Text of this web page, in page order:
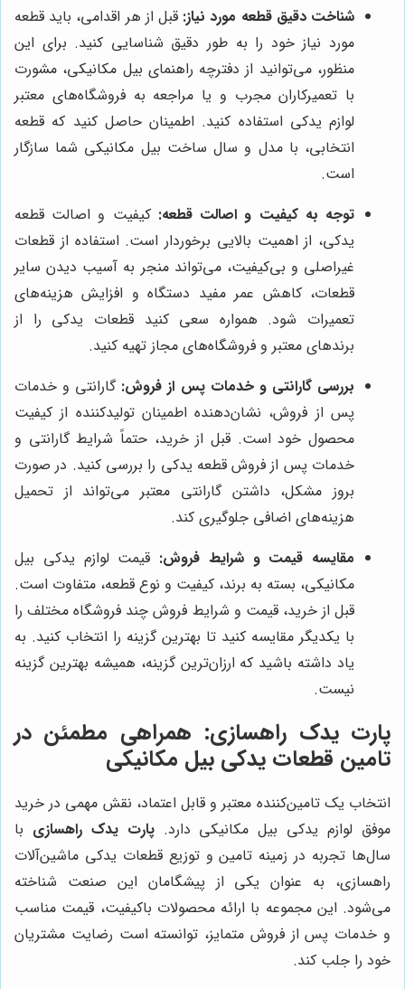
شناخت دقیق قطعه مورد نیاز: قبل از هر اقدامی، باید قطعه
مورد نیاز خود را به طور دقیق شناسایی کنید. برای این
منظور، می‌توانید از دفترچه راهنمای بیل مکانیکی، مشورت
با تعمیرکاران مجرب و یا مراجعه به فروشگاه‌های معتبر
لوازم یدکی استفاده کنید. اطمینان حاصل کنید که قطعه
انتخابی، با مدل و سال ساخت بیل مکانیکی شما سازگار
است.
توجه به کیفیت و اصالت قطعه: کیفیت و اصالت قطعه
یدکی، از اهمیت بالایی برخوردار است. استفاده از قطعات
غیراصلی و بی‌کیفیت، می‌تواند منجر به آسیب دیدن سایر
قطعات، کاهش عمر مفید دستگاه و افزایش هزینه‌های
تعمیرات شود. همواره سعی کنید قطعات یدکی را از
برندهای معتبر و فروشگاه‌های مجاز تهیه کنید.
بررسی گارانتی و خدمات پس از فروش: گارانتی و خدمات
پس از فروش، نشان‌دهنده اطمینان تولیدکننده از کیفیت
محصول خود است. قبل از خرید، حتماً شرایط گارانتی و
خدمات پس از فروش قطعه یدکی را بررسی کنید. در صورت
بروز مشکل، داشتن گارانتی معتبر می‌تواند از تحمیل
هزینه‌های اضافی جلوگیری کند.
مقایسه قیمت و شرایط فروش: قیمت لوازم یدکی بیل
مکانیکی، بسته به برند، کیفیت و نوع قطعه، متفاوت است.
قبل از خرید، قیمت و شرایط فروش چند فروشگاه مختلف را
با یکدیگر مقایسه کنید تا بهترین گزینه را انتخاب کنید. به
یاد داشته باشید که ارزان‌ترین گزینه، همیشه بهترین گزینه
نیست.
پارت یدک راهسازی: همراهی مطمئن در
تامین قطعات یدکی بیل مکانیکی
انتخاب یک تامین‌کننده معتبر و قابل اعتماد، نقش مهمی در خرید
موفق لوازم یدکی بیل مکانیکی دارد.پارت یدک راهسازی با
سال‌ها تجربه در زمینه تامین و توزیع قطعات یدکی ماشین‌آلات
راهسازی، به عنوان یکی از پیشگامان این صنعت شناخته
می‌شود. این مجموعه با ارائه محصولات باکیفیت، قیمت مناسب
و خدمات پس از فروش متمایز، توانسته است رضایت مشتریان
خود را جلب کند.